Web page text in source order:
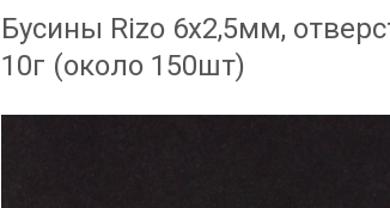
Бусины Rizo 6х2,5мм,
10г (около 150шт)